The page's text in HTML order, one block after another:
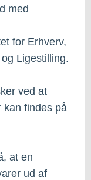
med
for Erhverv,
Ligestilling.
ved at
kan findes på
at en
ud af